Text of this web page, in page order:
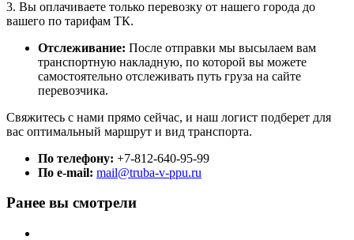
3. Вы оплачиваете только перевозку от нашего города до
вашего по тарифам ТК.
Отслеживание: После отправки мы высылаем вам
транспортную накладную, по которой вы можете
самостоятельно отслеживать путь груза на сайте
перевозчика.
Свяжитесь с нами прямо сейчас, и наш логист подберет для
вас оптимальный маршрут и вид транспорта.
По телефону: +7-812-640-95-99
По e-mail: mail@truba-v-ppu.ru
Ранее вы смотрели